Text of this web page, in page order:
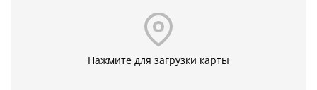
Нажмите для загрузки карты